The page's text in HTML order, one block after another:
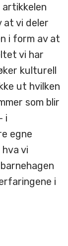
at vi deler
i form av at
vi har
kulturell
ut hvilken
som blir
i
egne
vi
i